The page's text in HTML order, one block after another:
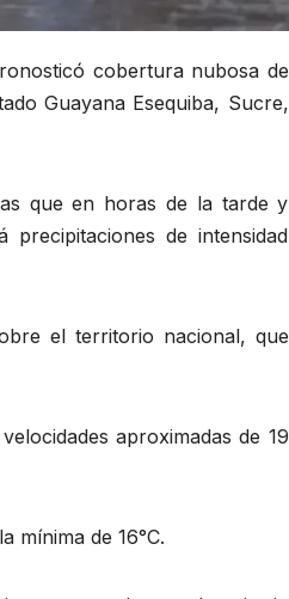
cobertura nubosa de
Guayana Esequiba, Sucre,
que en horas de la tarde y
de intensidad
el territorio nacional, que
aproximadas de 19
mínima de 16°C.